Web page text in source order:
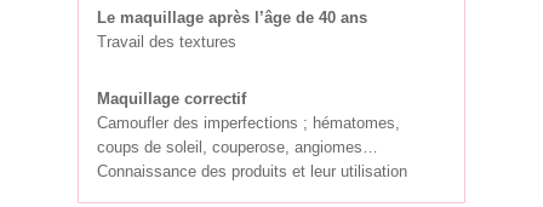
Le maquillage après l’âge de 40 ans
Travail des textures
Maquillage correctif
Camoufler des imperfections ; hématomes,
coups de soleil, couperose, angiomes…
Connaissance des produits et leur utilisation